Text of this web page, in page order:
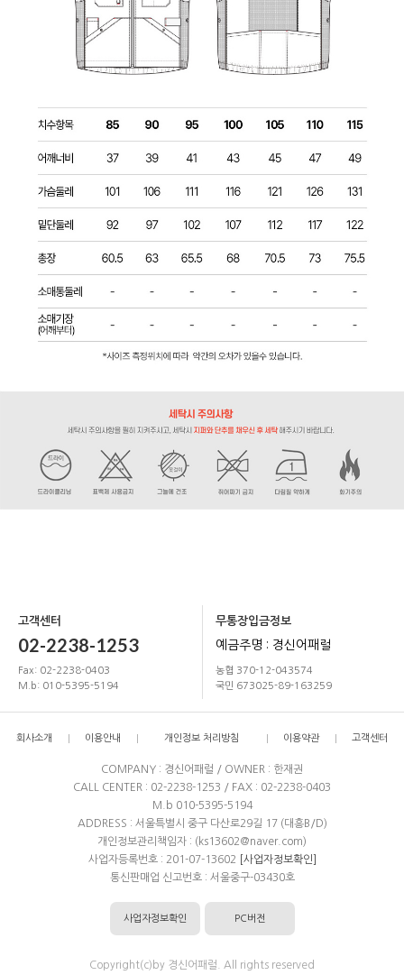
고객센터
02-2238-1253
Fax: 02-2238-0403
M.b: 010-5395-5194
무통장입금정보
예금주명 : 경신어패럴
농협 370-12-043574
국민 673025-89-163259
회사소개 이용안내 개인정보 처리방침 이용약관 고객센터
COMPANY : 경신어패럴 / OWNER : 한재권
CALL CENTER : 02-2238-1253 / FAX : 02-2238-0403
M.b 010-5395-5194
ADDRESS : 서울특별시 중구 다산로29길 17 (대흥B/D)
개인정보관리책임자 : (ks13602@naver.com)
사업자등록번호 : 201-07-13602
[사업자정보확인]
통신판매업 신고번호 : 서울중구-03430호
사업자정보확인 PC버전
Copyright(c)by 경신어패럴. All rights reserved